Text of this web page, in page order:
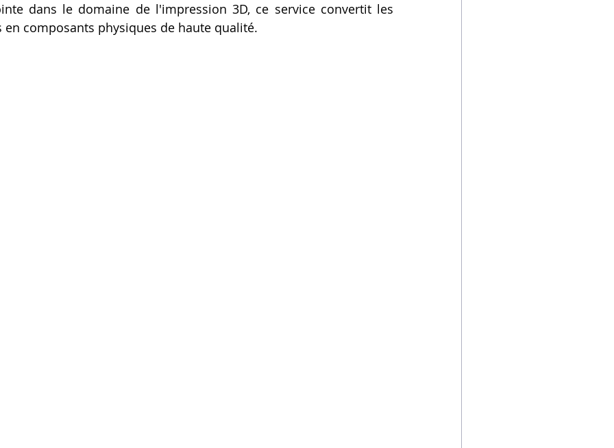
Pro Filament PLA Service administratif en ligne
dans le domaine de l'impression 3D, ce service convertit les
composants physiques de haute qualité.